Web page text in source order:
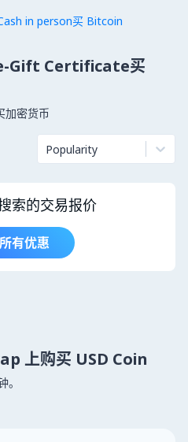
in person买 Bitcoin
Gift Certificate买
加密货币
Popularity
索的交易报价
有优惠
上购买 USD Coin